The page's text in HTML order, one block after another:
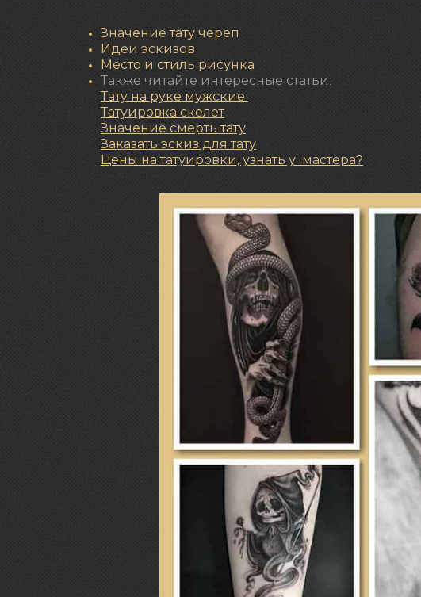
Значение тату череп
Идеи эскизов
Место и стиль рисунка
Также читайте интересные статьи:
Тату на руке мужские
Татуировка скелет
Значениесмерть тату
Заказать эскиз для тату
Цены на татуировки, узнать у мастера?